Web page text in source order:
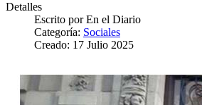
Detalles
Escrito porEn el Diario
Categoría: Sociales
Creado: 17 Julio 2025